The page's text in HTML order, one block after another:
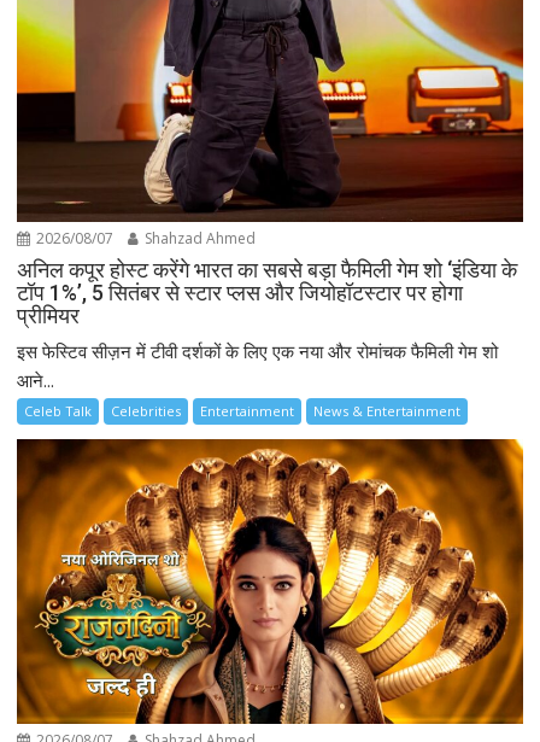
2026/08/07 Shahzad Ahmed
अनिल कपूर होस्ट करेंगे भारत का सबसे बड़ा फैमिली गेम शो ‘इंडिया के
टॉप 1%’, 5 सितंबर से स्टार प्लस और जियोहॉटस्टार पर होगा
प्रीमियर
इस फेस्टिव सीज़न में टीवी दर्शकों के लिए एक नया और रोमांचक फैमिली गेम शो
आने...
Celeb Talk Celebrities Entertainment News & Entertainment